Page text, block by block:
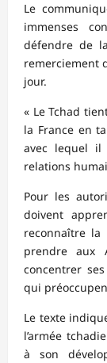
Le
immenses
défendre de
remerciement
jour.
« Le Tchad
la France en
avec lequel il
relations
Pour les
doivent
reconnaître la
prendre aux
concentrer
qui
Le texte
l’armée
à son